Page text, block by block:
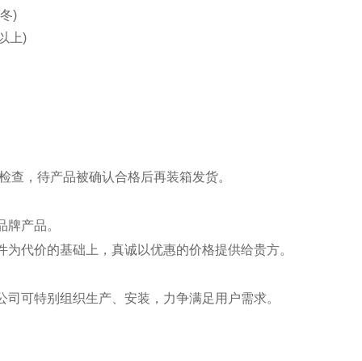
)
上)
，待产品被确认合格后再装箱发货。
产品。
代价的基础上，真诚以优惠的价格提供给贵方。
可特别组织生产、安装，力争满足用户需求。